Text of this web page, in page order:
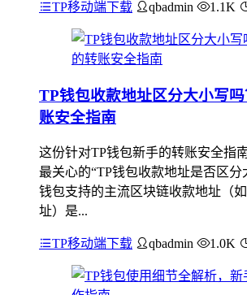
TP移动端下载 qbadmin 1.1K
TP钱包收款地址区分大小写
账安全指南
这份针对TP钱包新手的转账安全指
最关心的“TP钱包收款地址是否区分
钱包支持的主流区块链收款地址（
址）是...
TP移动端下载 qbadmin 1.0K